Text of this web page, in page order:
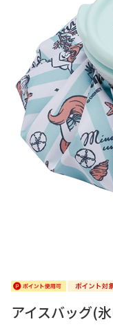
アイスバッグ(